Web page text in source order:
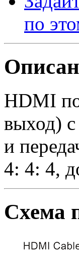
по
HDMI
выход)
и
4: 4: 4,
Схема